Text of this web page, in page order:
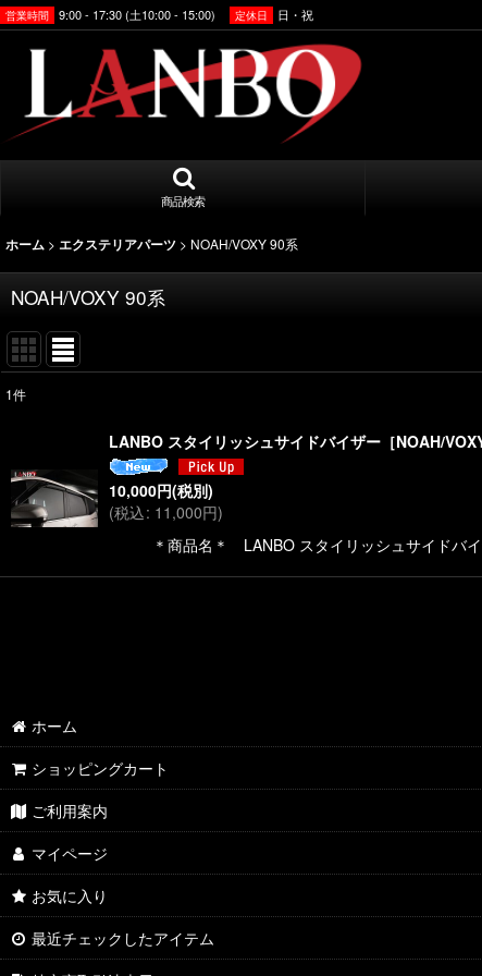
営業時間 9:00 - 17:30 (土10:00 - 15:00) 定休日 日・祝
商品検索
ホーム > エクステリアパーツ > NOAH/VOXY 90系
NOAH/VOXY 90系
並び順
1件
LANBO スタイリッシュサイドバイザー［NOAH/
10,000円(税別)
(税込: 11,000円)
＊商品名＊ LANBO スタイリッシュサイドバ
ホーム
ショッピングカート
ご利用案内
マイページ
お気に入り
最近チェックしたアイテム